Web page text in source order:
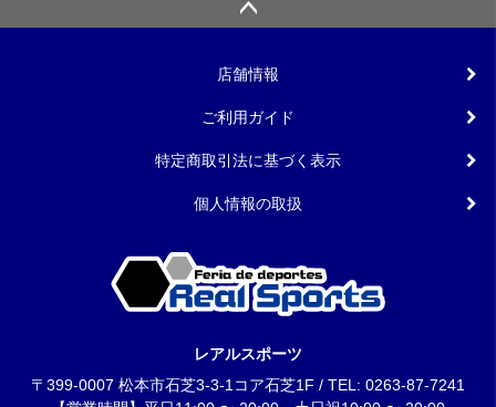
店舗情報
ご利用ガイド
特定商取引法に基づく表示
個人情報の取扱
レアルスポーツ
〒399-0007 松本市石芝3-3-1コア石芝1F / TEL: 0263-87-7241